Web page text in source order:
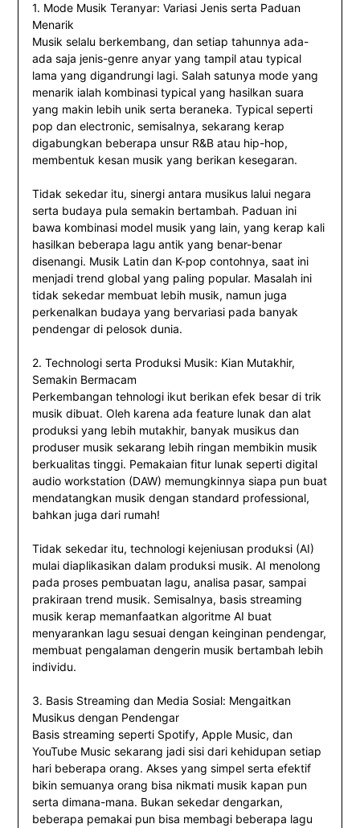
1. Mode Musik Teranyar: Variasi Jenis serta Paduan
Menarik
Musik selalu berkembang, dan setiap tahunnya ada-
ada saja jenis-genre anyar yang tampil atau typical
lama yang digandrungi lagi. Salah satunya mode yang
menarik ialah kombinasi typical yang hasilkan suara
yang makin lebih unik serta beraneka. Typical seperti
pop dan electronic, semisalnya, sekarang kerap
digabungkan beberapa unsur R&B atau hip-hop,
membentuk kesan musik yang berikan kesegaran.
Tidak sekedar itu, sinergi antara musikus lalui negara
serta budaya pula semakin bertambah. Paduan ini
bawa kombinasi model musik yang lain, yang kerap kali
hasilkan beberapa lagu antik yang benar-benar
disenangi. Musik Latin dan K-pop contohnya, saat ini
menjadi trend global yang paling popular. Masalah ini
tidak sekedar membuat lebih musik, namun juga
perkenalkan budaya yang bervariasi pada banyak
pendengar di pelosok dunia.
2. Technologi serta Produksi Musik: Kian Mutakhir,
Semakin Bermacam
Perkembangan tehnologi ikut berikan efek besar di trik
musik dibuat. Oleh karena ada feature lunak dan alat
produksi yang lebih mutakhir, banyak musikus dan
produser musik sekarang lebih ringan membikin musik
berkualitas tinggi. Pemakaian fitur lunak seperti digital
audio workstation (DAW) memungkinnya siapa pun buat
mendatangkan musik dengan standard professional,
bahkan juga dari rumah!
Tidak sekedar itu, technologi kejeniusan produksi (AI)
mulai diaplikasikan dalam produksi musik. AI menolong
pada proses pembuatan lagu, analisa pasar, sampai
prakiraan trend musik. Semisalnya, basis streaming
musik kerap memanfaatkan algoritme AI buat
menyarankan lagu sesuai dengan keinginan pendengar,
membuat pengalaman dengerin musik bertambah lebih
individu.
3. Basis Streaming dan Media Sosial: Mengaitkan
Musikus dengan Pendengar
Basis streaming seperti Spotify, Apple Music, dan
YouTube Music sekarang jadi sisi dari kehidupan setiap
hari beberapa orang. Akses yang simpel serta efektif
bikin semuanya orang bisa nikmati musik kapan pun
serta dimana-mana. Bukan sekedar dengarkan,
beberapa pemakai pun bisa membagi beberapa lagu